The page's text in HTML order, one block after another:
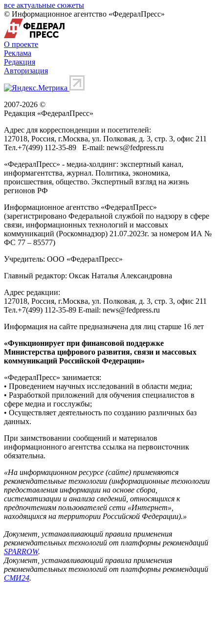
все актуальные сюжеты
© Информационное агентство «ФедералПресс»
О проекте
Реклама
Редакция
Авторизация
2007-2026 ©
Редакция «ФедералПресс»
Адрес для корреспонденции и посетителей:
127018, Россия, г.Москва, ул. Полковая, д. 3, стр. 3, офис 211
Тел.+7(499) 112-35-89 E-mail: news@fedpress.ru
«ФедералПресс» - медиа-холдинг: экспертный канал,
информагентства, журнал. Политика, экономика,
происшествия, общество. Экспертный взгляд на жизнь
регионов РФ
Информационное агентство «ФедералПресс»
(зарегистрировано Федеральной службой по надзору в сфере
связи, информационных технологий и массовых
коммуникаций (Роскомнадзор) 21.07.2023г. за номером ИА №
ФС 77 – 85577)
Учредитель: ООО «ФедералПресс»
Главный редактор: Оксак Наталья Александровна
Адрес редакции:
127018, Россия, г.Москва, ул. Полковая, д. 3, стр. 3, офис 211
Тел.+7(499) 112-35-89 E-mail: news@fedpress.ru
Информация на сайте предназначена для лиц старше 16 лет
«Функционирует при финансовой поддержке
Министерства цифрового развития, связи и массовых
коммуникаций Российской Федерации»
«ФедералПресс» занимается:
• Проведением научных исследований в области медиа;
• Разработкой приложений для обучения специалистов в
сфере медиа и госслужбы;
• Осуществляет деятельность по созданию различных баз
данных.
При заимствовании сообщений и материалов
информационного агентства ссылка на первоисточник
обязательна.
«На информационном ресурсе (сайте) применяются
рекомендательные технологии (информационные технологии
предоставления информации на основе сбора,
систематизации и анализа сведений, относящихся к
предпочтениям пользователей сети «Интернет»,
находящихся на территории Российской Федерации).»
Документ, устанавливающий правила применения
рекомендательных технологий от платформы рекомендаций
SPARROW.
Документ, устанавливающий правила применения
рекомендательных технологий от платформы рекомендаций
СМИ24.